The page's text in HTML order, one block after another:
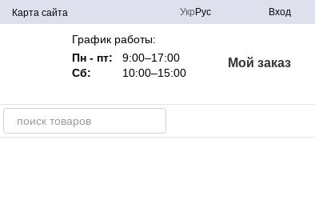
Карта сайта Укр Рус Вход
График работы:
Пн - пт:
9:00–17:00
Сб:
10:00–15:00
Мой заказ